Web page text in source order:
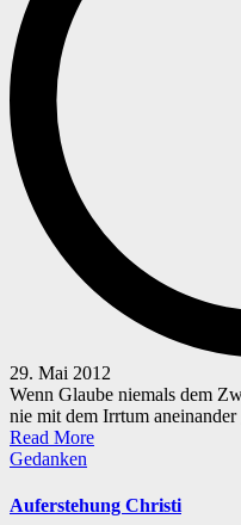
29. Mai 2012
Wenn Glaube niemals dem
nie mit dem Irrtum
Read More
Posted
Gedanken
Auferstehung Christi